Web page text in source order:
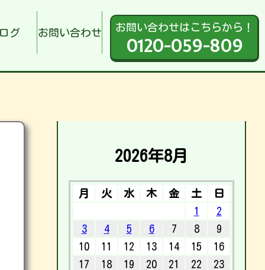
グ お問い合わせ お問い合わせはこちらから！
0120-059-809
2026年8月
月 火 水 木 金 土
日
1
2
3
4 5 6 7 8
9
10
11 12 13 14 15
16
17
18 19 20 21 22
23